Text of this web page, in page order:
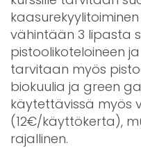
vähintään 3 lipasta
pistoolikoteloineen
tarvitaan myös
biokuulia ja green
käytettävissä myös
(12€/käyttökerta),
rajallinen.